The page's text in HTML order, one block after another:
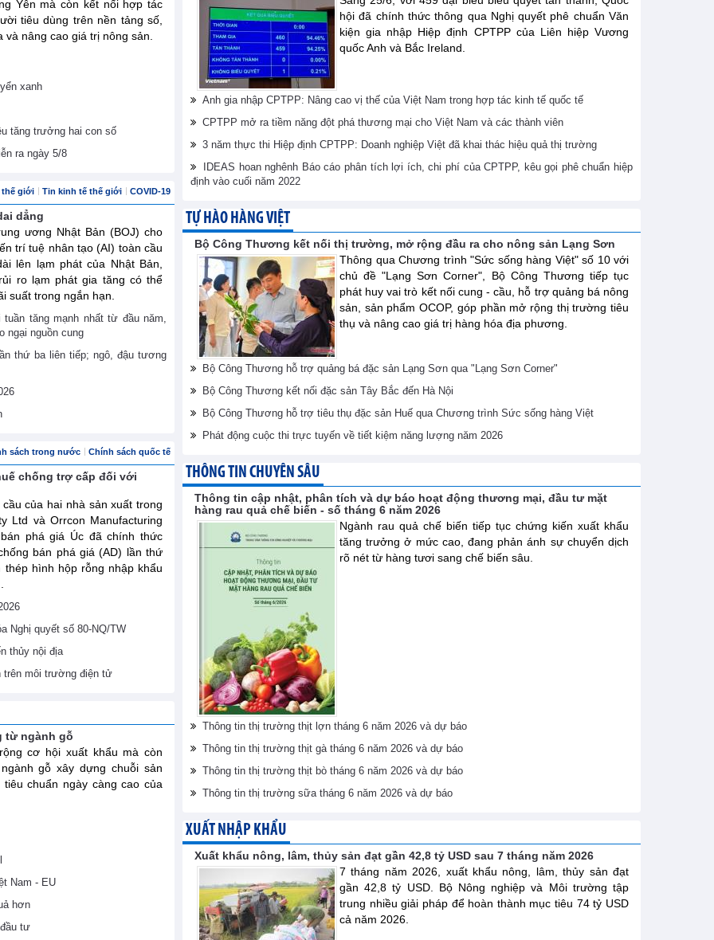
Yên mà còn kết nối hợp tác
tiêu dùng trên nền tảng số,
nâng cao giá trị nông sản.
xanh
tăng trưởng hai con số
ra ngày 5/8
thế giới Tin kinh tế thế giới COVID-19
dẳng
ương Nhật Bản (BOJ) cho
trí tuệ nhân tạo (AI) toàn cầu
lên lạm phát của Nhật Bản,
ro lạm phát gia tăng có thể
suất trong ngắn hạn.
tăng mạnh nhất từ đầu năm,
ngại nguồn cung
thứ ba liên tiếp; ngô, đậu tương
sách trong nước Chính sách quốc tế
chống trợ cấp đối với
của hai nhà sản xuất trong
Ltd và Orrcon Manufacturing
phá giá Úc đã chính thức
bán phá giá (AD) lần thứ
hình hộp rỗng nhập khẩu
Nghị quyết số 80-NQ/TW
thủy nội địa
trên môi trường điện tử
từ ngành gỗ
cơ hội xuất khẩu mà còn
gỗ xây dựng chuỗi sản
chuẩn ngày càng cao của
Nam - EU
hơn
tư
hội đã chính thức thông qua Nghị quyết phê chuẩn Văn
kiện gia nhập Hiệp định CPTPP của Liên hiệp Vương
quốc Anh và Bắc Ireland.
Anh gia nhập CPTPP: Nâng cao vị thế của Việt Nam trong hợp tác kinh tế quốc tế
CPTPP mở ra tiềm năng đột phá thương mại cho Việt Nam và các thành viên
3 năm thực thi Hiệp định CPTPP: Doanh nghiệp Việt đã khai thác hiệu quả thị trường
IDEAS hoan nghênh Báo cáo phân tích lợi ích, chi phí của CPTPP, kêu gọi phê chuẩn hiệp
định vào cuối năm 2022
TỰ HÀO HÀNG VIỆT
Bộ Công Thương kết nối thị trường, mở rộng đầu ra cho nông sản Lạng Sơn
Thông qua Chương trình "Sức sống hàng Việt" số 10 với
chủ đề "Lạng Sơn Corner", Bộ Công Thương tiếp tục
phát huy vai trò kết nối cung - cầu, hỗ trợ quảng bá nông
sản, sản phẩm OCOP, góp phần mở rộng thị trường tiêu
thụ và nâng cao giá trị hàng hóa địa phương.
Bộ Công Thương hỗ trợ quảng bá đặc sản Lạng Sơn qua "Lạng Sơn Corner"
Bộ Công Thương kết nối đặc sản Tây Bắc đến Hà Nội
Bộ Công Thương hỗ trợ tiêu thụ đặc sản Huế qua Chương trình Sức sống hàng Việt
Phát động cuộc thi trực tuyến về tiết kiệm năng lượng năm 2026
THÔNG TIN CHUYÊN SÂU
Thông tin cập nhật, phân tích và dự báo hoạt động thương mại, đầu tư mặt
hàng rau quả chế biến - số tháng 6 năm 2026
Ngành rau quả chế biến tiếp tục chứng kiến xuất khẩu
tăng trưởng ở mức cao, đang phản ánh sự chuyển dịch
rõ nét từ hàng tươi sang chế biến sâu.
Thông tin thị trường thịt lợn tháng 6 năm 2026 và dự báo
Thông tin thị trường thịt gà tháng 6 năm 2026 và dự báo
Thông tin thị trường thịt bò tháng 6 năm 2026 và dự báo
Thông tin thị trường sữa tháng 6 năm 2026 và dự báo
XUẤT NHẬP KHẨU
Xuất khẩu nông, lâm, thủy sản đạt gần 42,8 tỷ USD sau 7 tháng năm 2026
7 tháng năm 2026, xuất khẩu nông, lâm, thủy sản đạt
gần 42,8 tỷ USD. Bộ Nông nghiệp và Môi trường tập
trung nhiều giải pháp để hoàn thành mục tiêu 74 tỷ USD
cả năm 2026.